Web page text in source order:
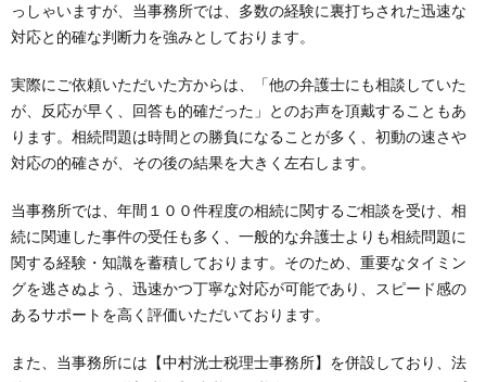
っしゃいますが、当事務所では、多数の経験に裏打ちされた迅速な
対応と的確な判断力を強みとしております。
実際にご依頼いただいた方からは、「他の弁護士にも相談していた
が、反応が早く、回答も的確だった」とのお声を頂戴することもあ
ります。相続問題は時間との勝負になることが多く、初動の速さや
対応の的確さが、その後の結果を大きく左右します。
当事務所では、年間１００件程度の相続に関するご相談を受け、相
続に関連した事件の受任も多く、一般的な弁護士よりも相続問題に
関する経験・知識を蓄積しております。そのため、重要なタイミン
グを逃さぬよう、迅速かつ丁寧な対応が可能であり、スピード感の
あるサポートを高く評価いただいております。
また、当事務所には【中村洸士税理士事務所】を併設しており、法